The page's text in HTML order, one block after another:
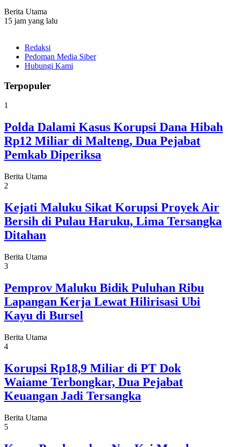
Berita Utama
15 jam yang lalu
Redaksi
Pedoman Media Siber
Hubungi Kami
Terpopuler
1
Polda Dalami Kasus Korupsi Dana Hibah
Rp12 Miliar di Malteng, Dua Pejabat
Pemkab Diperiksa
Berita Utama
2
Kejati Maluku Sikat Korupsi Proyek Air
Bersih di Pulau Haruku, Lima Tersangka
Ditahan
Berita Utama
3
Pemprov Maluku Bidik Puluhan Ribu
Lapangan Kerja Lewat Hilirisasi Ubi
Kayu di Bursel
Berita Utama
4
Korupsi Rp18,9 Miliar di PT Dok
Waiame Terbongkar, Dua Pejabat
Keuangan Jadi Tersangka
Berita Utama
5